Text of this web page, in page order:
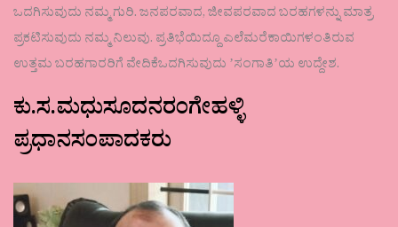
ಒದಗಿಸುವುದು ನಮ್ಮ ಗುರಿ. ಜನಪರವಾದ, ಜೀವಪರವಾದ ಬರಹಗಳನ್ನು ಮಾತ್ರ
ಪ್ರಕಟಿಸುವುದು ನಮ್ಮ ನಿಲುವು. ಪ್ರತಿಭೆಯಿದ್ದೂ ಎಲೆಮರೆಕಾಯಿಗಳಂತಿರುವ
ಉತ್ತಮ ಬರಹಗಾರರಿಗೆ ವೇದಿಕೆಒದಗಿಸುವುದು ʼಸಂಗಾತಿʼಯ ಉದ್ದೇಶ.
ಕು.ಸ.ಮಧುಸೂದನರಂಗೇಹಳ್ಳಿ
ಪ್ರಧಾನಸಂಪಾದಕರು